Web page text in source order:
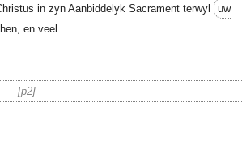
in zyn Aanbiddelyk Sacrament terwyl
uw
en veel
p2